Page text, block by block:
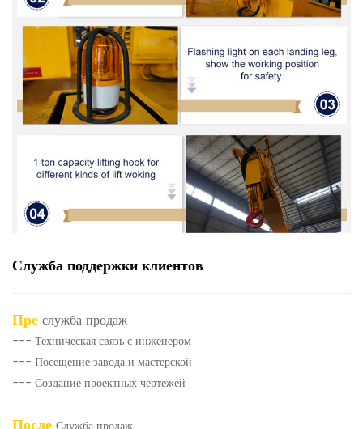
Служба поддержки клиентов
Преслужба продаж
--- Техническая связь с инженером
--- Посещение завода и мастерской
--- Создание проектных чертежей